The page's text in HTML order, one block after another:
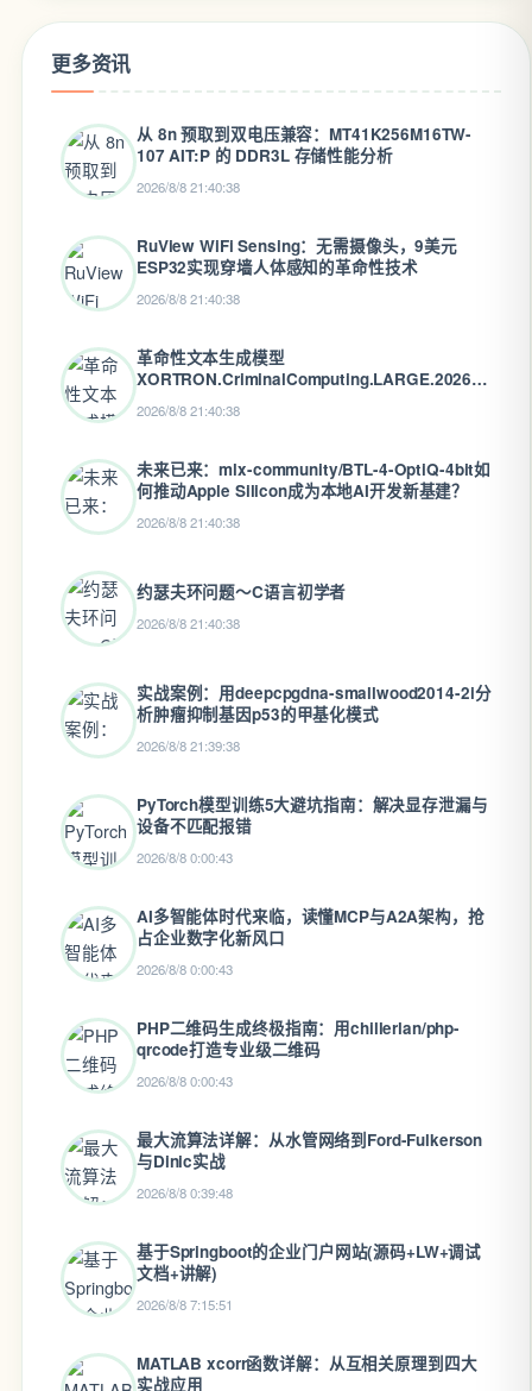
更多资讯
从 8n 预取到双电压兼容：MT41K256M16TW-
107 AIT:P 的 DDR3L 存储性能分析
2026/8/8 21:40:38
RuView WiFi Sensing：无需摄像头，9美元
ESP32实现穿墙人体感知的革命性技术
2026/8/8 21:40:38
革命性文本生成模型
XORTRON.CriminalComputing.LARGE.2026.3-
mlx-8Bit：MLX生态的终极8位量化方案
2026/8/8 21:40:38
未来已来：mlx-community/BTL-4-OptiQ-4bit如
何推动Apple Silicon成为本地AI开发新基建？
2026/8/8 21:40:38
约瑟夫环问题～C语言初学者
2026/8/8 21:40:38
实战案例：用deepcpgdna-smallwood2014-2i分
析肿瘤抑制基因p53的甲基化模式
2026/8/8 21:39:38
PyTorch模型训练5大避坑指南：解决显存泄漏与
设备不匹配报错
2026/8/8 0:00:43
AI多智能体时代来临，读懂MCP与A2A架构，抢
占企业数字化新风口
2026/8/8 0:00:43
PHP二维码生成终极指南：用chillerlan/php-
qrcode打造专业级二维码
2026/8/8 0:00:43
最大流算法详解：从水管网络到Ford-Fulkerson
与Dinic实战
2026/8/8 0:39:48
基于Springboot的企业门户网站(源码+LW+调试
文档+讲解)
2026/8/8 7:15:51
MATLAB xcorr函数详解：从互相关原理到四大
实战应用